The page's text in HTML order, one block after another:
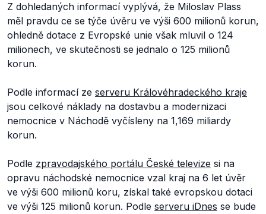
Z dohledaných informací vyplývá, že Miloslav Plass
měl pravdu ce se týče úvěru ve výši 600 milionů korun,
ohledně dotace z Evropské unie však mluvil o 124
milionech, ve skutečnosti se jednalo o 125 milionů
korun.
Podle informací ze serveru Královéhradeckého kraje
jsou celkové náklady na dostavbu a modernizaci
nemocnice v Náchodě vyčísleny na 1,169 miliardy
korun.
Podle zpravodajského portálu České televize si na
opravu náchodské nemocnice vzal kraj na 6 let úvěr
ve výši 600 milionů koru, získal také evropskou dotaci
ve výši 125 milionů korun. Podle serveru iDnes se bude